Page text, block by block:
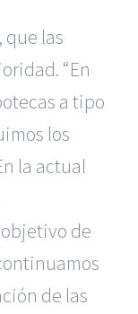
que las
“En
a tipo
los
la actual
de
de las